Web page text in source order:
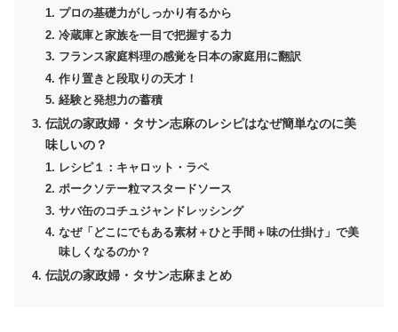
プロの基礎力がしっかり有るから
冷蔵庫と家族を一目で把握する力
フランス家庭料理の感覚を日本の家庭用に翻訳
作り置きと段取りの天才！
経験と発想力の蓄積
伝説の家政婦・タサン志麻のレシピはなぜ簡単なのに美
味しいの？
レシピ１：キャロット・ラペ
ポークソテー粒マスタードソース
サバ缶のコチュジャンドレッシング
なぜ「どこにでもある素材＋ひと手間＋味の仕掛け」で美
味しくなるのか？
伝説の家政婦・タサン志麻まとめ